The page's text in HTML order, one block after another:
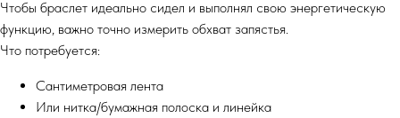
Чтобы браслет идеально сидел и выполнял свою энергетическую
функцию, важно точно измерить обхват запястья.
Что потребуется:
Сантиметровая лента
Или нитка/бумажная полоска и линейка